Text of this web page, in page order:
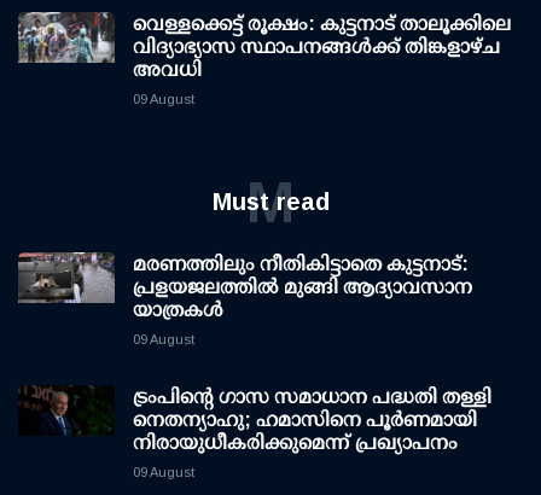
വെള്ളക്കെട്ട് രൂക്ഷം: കുട്ടനാട് താലൂക്കിലെ
വിദ്യാഭ്യാസ സ്ഥാപനങ്ങള്‍ക്ക് തിങ്കളാഴ്ച
അവധി
09 August
Must read
M
മരണത്തിലും നീതികിട്ടാതെ കുട്ടനാട്:
പ്രളയജലത്തില്‍ മുങ്ങി ആദ്യാവസാന
യാത്രകള്‍
09 August
ട്രംപിന്റെ ഗാസ സമാധാന പദ്ധതി തള്ളി
നെതന്യാഹു; ഹമാസിനെ പൂര്‍ണമായി
നിരായുധീകരിക്കുമെന്ന് പ്രഖ്യാപനം
09 August